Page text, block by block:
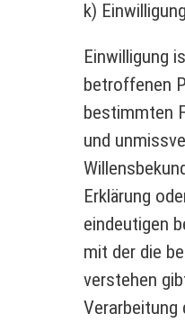
k) Einwilligung
Einwilligung
betroffenen
bestimmten
und
Erklärung
eindeutigen
mit der die
verstehen
Verarbeitung